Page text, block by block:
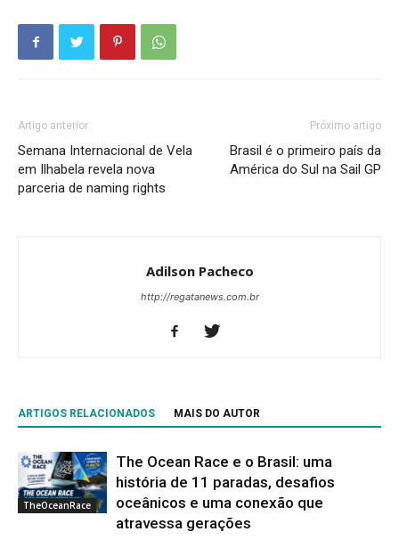
Artigo anterior
Semana Internacional de Vela
em Ilhabela revela nova
parceria de naming rights
Próximo artigo
Brasil é o primeiro país da
América do Sul na Sail GP
Adilson Pacheco
http://regatanews.com.br
ARTIGOS RELACIONADOS MAIS DO AUTOR
TheOceanRace
The Ocean Race e o Brasil: uma
história de 11 paradas, desafios
oceânicos e uma conexão que
atravessa gerações